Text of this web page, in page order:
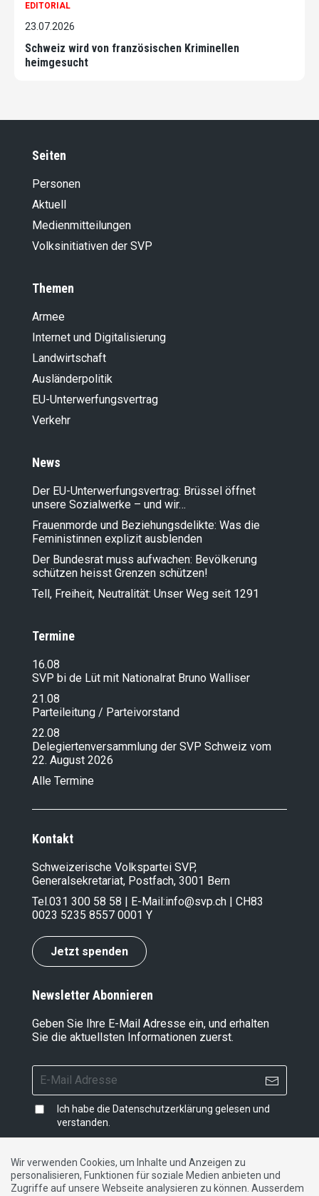
EDITORIAL
23.07.2026
Schweiz wird von französischen Kriminellen
heimgesucht
Seiten
Personen
Aktuell
Medienmitteilungen
Volksinitiativen der SVP
Themen
Armee
Internet und Digitalisierung
Landwirt­schaft
Ausländer­politik
EU-Unterwerfungsvertrag
Verkehr
News
Der EU-Unterwerfungsvertrag: Brüssel öffnet
unsere Sozialwerke – und wir…
Frauenmorde und Beziehungsdelikte: Was die
Feministinnen explizit ausblenden
Der Bundesrat muss aufwachen: Bevölkerung
schützen heisst Grenzen schützen!
Tell, Freiheit, Neutralität: Unser Weg seit 1291
Termine
16.08
SVP bi de Lüt mit Nationalrat Bruno Walliser
21.08
Parteileitung / Parteivorstand
22.08
Delegiertenversammlung der SVP Schweiz vom
22. August 2026
Alle Termine
Kontakt
Schweizerische Volkspartei SVP,
Generalsekretariat, Postfach, 3001 Bern
Tel.031 300 58 58 | E-Mail:info@svp.ch | CH83
0023 5235 8557 0001 Y
Jetzt spenden
Newsletter Abonnieren
Geben Sie Ihre E-Mail Adresse ein, und erhalten
Sie die aktuellsten Informationen zuerst.
Ich habe die Datenschutzerklärung gelesen und
verstanden.
Impressum|Datenschutzerklärung|Kontakt
Wir verwenden Cookies, um Inhalte und Anzeigen zu
personalisieren, Funktionen für soziale Medien anbieten und
Zugriffe auf unsere Webseite analysieren zu können. Ausserdem